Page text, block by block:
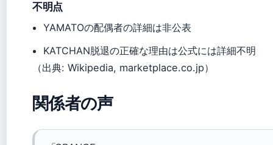
不明点
YAMATOの配偶者の詳細は非公表
KATCHAN脱退の正確な理由は公式には詳細不明
（出典: Wikipedia, marketplace.co.jp）
関係者の声